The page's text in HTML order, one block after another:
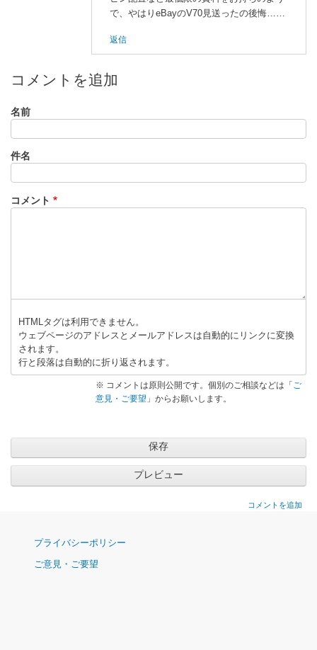
7
ド
返
で、やはりeBayのV70見送ったの後悔……
返信
コメントを追加
名前
件名
コメント
HTMLタグは利用できません。
ウェブページのアドレスとメールアドレスは自動的にリンクに変換
されます。
行と段落は自動的に折り返されます。
※ コメントは原則公開です。個別のご相談などは「 ご
意見・ご要望 」からお願いします。
コメントを追加
ナ
ゲ
プライバシーポリシー
ご意見・ご要望